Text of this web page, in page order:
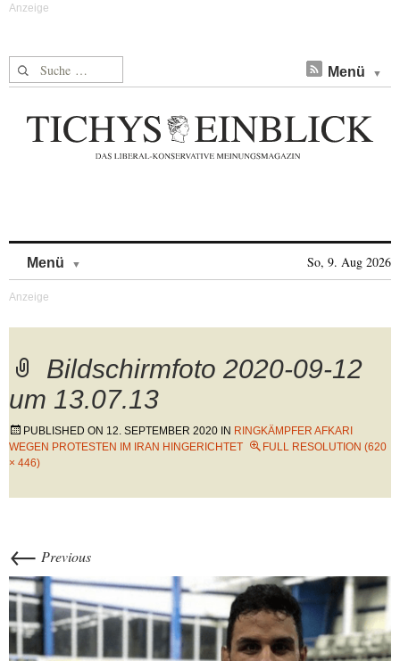
Suche nach: Menü
Menü So, 9. Aug 2026
Bildschirmfoto 2020-09-12
um 13.07.13
PUBLISHED ON 12. SEPTEMBER 2020 IN RINGKÄMPFER AFKARI
WEGEN PROTESTEN IM IRAN HINGERICHTET
FULL RESOLUTION (620
× 446)
← Previous